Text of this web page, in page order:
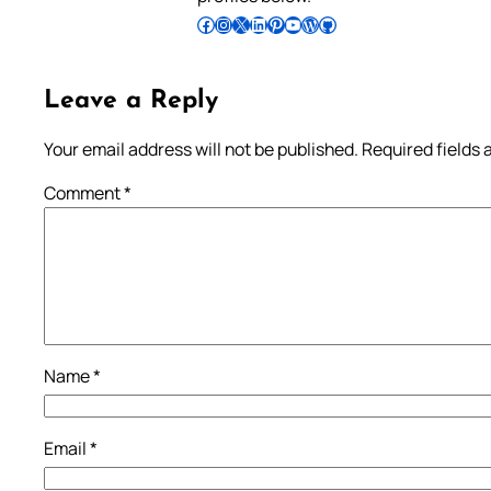
Follow Pradeep on Facebook Follow Pradeep on InstagramFollow Pradeep on X Follow Pradeep on LinkedIn Follow Pradeep on Pinterest Subscribe to Pradeep’s Youtube Channel Follow Pradeep on WordPress Follow Pradeep on GitHub
Leave a Reply
Your email address will not be published. Required fields
Comment*
Name*
Email*